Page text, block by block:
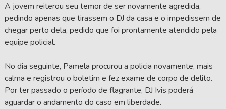
A jovem reiterou seu temor de ser novamente agredida,
pedindo apenas que tirassem o DJ da casa e o impedissem de
chegar perto dela, pedido que foi prontamente atendido pela
equipe policial.
No dia seguinte, Pamela procurou a policia novamente, mais
calma e registrou o boletim e fez exame de corpo de delito.
Por ter passado o período de flagrante, DJ Ivis poderá
aguardar o andamento do caso em liberdade.